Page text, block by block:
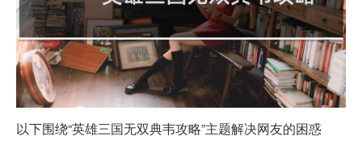
以下围绕“英雄三国无双典韦攻略”主题解决网友的困惑